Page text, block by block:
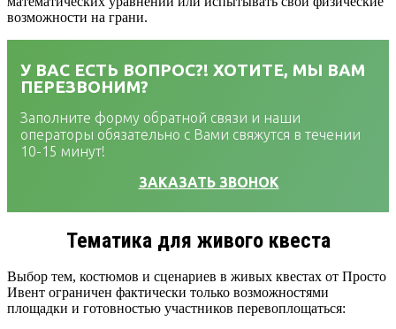
возможности на грани.
У ВАС ЕСТЬ ВОПРОС?! ХОТИТЕ, МЫ ВАМ
ПЕРЕЗВОНИМ?
Заполните форму обратной связи и наши
операторы обязательно с Вами свяжутся в течении
10-15 минут!
ЗАКАЗАТЬ ЗВОНОК
Тематика для живого квеста
Выбор тем, костюмов и сценариев в живых квестах от Просто
Ивент ограничен фактически только возможностями
площадки и готовностью участников перевоплощаться: